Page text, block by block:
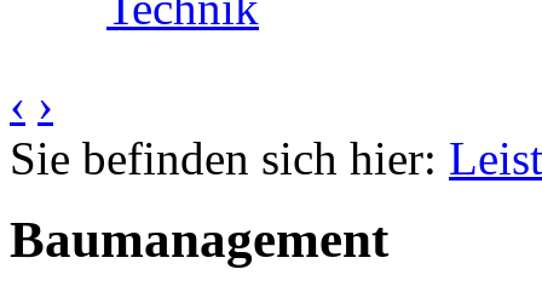
‹ ›
Sie befinden sich hier:
Baumanagement